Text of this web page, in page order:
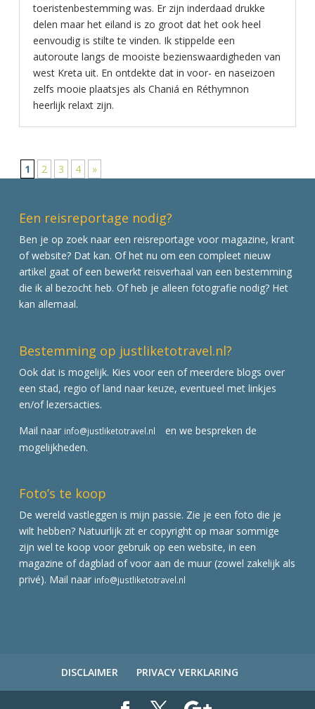
toeristenbestemming was. Er zijn inderdaad drukke
delen maar het eiland is zo groot dat het ook heel
eenvoudig is stilte te vinden. Ik stippelde een
autoroute langs de mooiste bezienswaardigheden van
west Kreta uit. En ontdekte dat in voor- en naseizoen
zelfs mooie plaatsjes als Chaniá en Réthymnon
heerlijk relaxt zijn.
1 2 3 4 »
Een reisreportage nodig?
Ben je op zoek naar een reisreportage voor magazine, krant
of website? Dat kan. Of het nu om een compleet nieuw
artikel gaat of een bewerkt reisverhaal van een bestemming
die ik al bezocht heb. Of heb je alleen fotografie nodig? Het
kan allemaal.
Bestemming op justliketotravel.nl?
Ook dat is mogelijk. Kies voor een of meerdere blogs over
een stad, regio of land naar keuze, eventueel met linkjes
en/of lezersacties.
Mail naar info@justliketotravel.nl
en we bespreken de
mogelijkheden.
Foto’s te koop
De wereld vastleggen is mijn passie. Zie je een foto die je
wilt hebben? Natuurlijk zit er copyright op maar sommige
zijn wel te koop voor gebruik op een website, in een
magazine of dagblad of voor aan de muur (zowel zakelijk als
privé). Mail naar info@justliketotravel.nl
DISCLAIMER PRIVACY VERKLARING